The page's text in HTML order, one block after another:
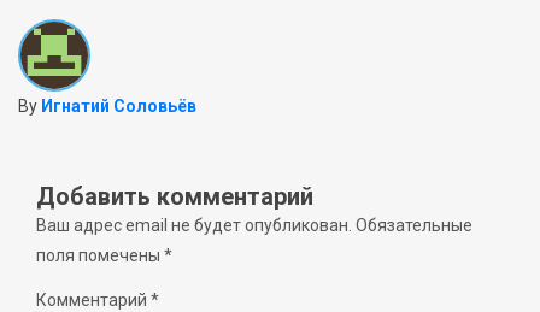
By Игнатий Соловьёв
Добавить комментарий
Ваш адрес email не будет опубликован. Обязательные
поля помечены *
Комментарий *